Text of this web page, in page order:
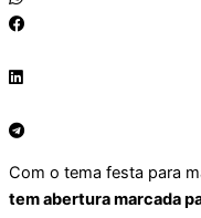
Com o tema festa para
tem abertura marcada